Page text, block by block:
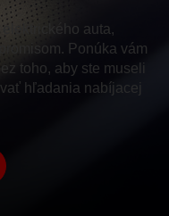
auta,
Ponúka vám
toho, aby ste museli
hľadania nabíjacej